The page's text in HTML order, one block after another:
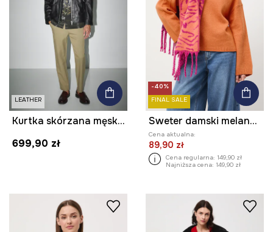
LEATHER
Kurtka skórzana męska gładka
699,90 zł
-40%
FINAL SALE
Sweter damski melanżowy
Cena aktualna:
89,90 zł
Cena regularna: 149,90 zł
Najniższa cena: 149,90 zł